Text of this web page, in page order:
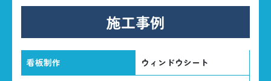
施工事例
看板制作 ウィンドウシート